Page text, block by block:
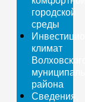
городской
среды
климат
района
Сведения,